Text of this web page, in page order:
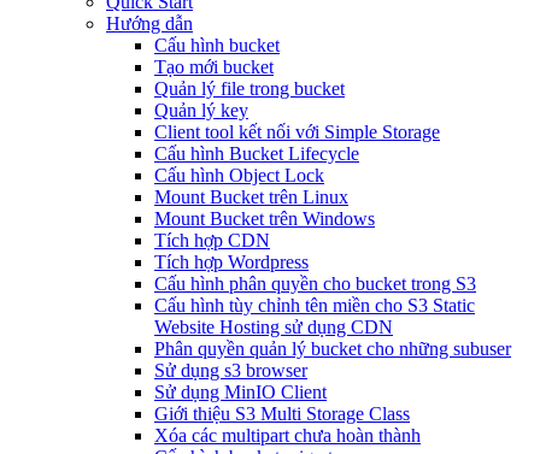
Hướng dẫn
Cấu hình bucket
Tạo mới bucket
Quản lý file trong bucket
Quản lý key
Client tool kết nối với Simple Storage
Cấu hình Bucket Lifecycle
Cấu hình Object Lock
Mount Bucket trên Linux
Mount Bucket trên Windows
Tích hợp CDN
Tích hợp Wordpress
Cấu hình phân quyền cho bucket trong S3
Cấu hình tùy chỉnh tên miền cho S3 Static
Website Hosting sử dụng CDN
Phân quyền quản lý bucket cho những subuser
Sử dụng s3 browser
Sử dụng MinIO Client
Giới thiệu S3 Multi Storage Class
Xóa các multipart chưa hoàn thành